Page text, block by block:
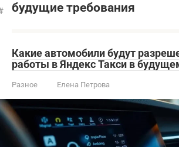
будущие требования
Какие автомобили будут
работы в Яндекс Такси в
Разное Елена Петрова